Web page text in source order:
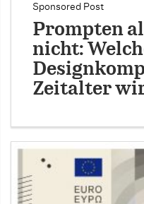
Sponsored Post
Prompten
nicht:
Zeitalter